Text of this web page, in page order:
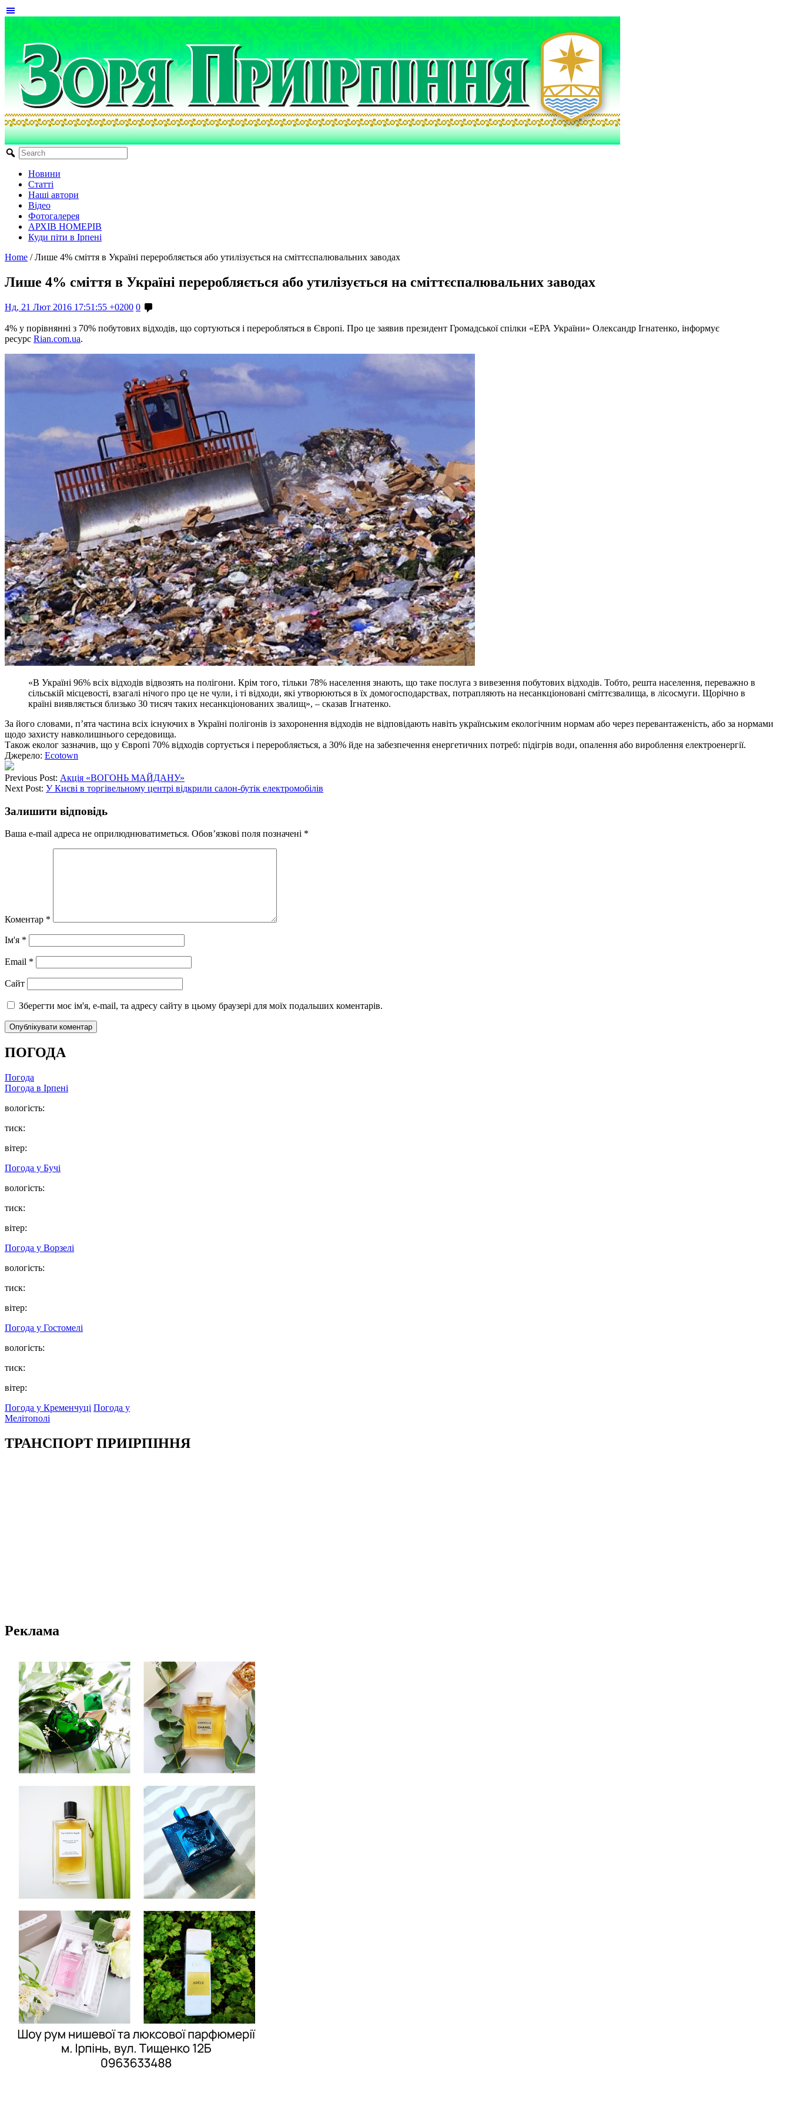
Новини
Статті
Наші автори
Відео
Фотогалерея
АРХІВ НОМЕРІВ
Куди піти в Ірпені
Home / Лише 4% сміття в Україні переробляється або утилізується на сміттєспалювальних заводах
Лише 4% сміття в Україні переробляється або утилізується на сміттєспалювальних заводах
Нд, 21 Лют 2016 17:51:55 +0200 0
4% у порівнянні з 70% побутових відходів, що сортуються і переробляться в Європі. Про це заявив президент Громадської спілки «ЕРА України» Олександр Ігнатенко, інформує
ресурс Rian.com.ua.
«В Україні 96% всіх відходів відвозять на полігони. Крім того, тільки 78% населення знають, що таке послуга з вивезення побутових відходів. Тобто, решта населення, переважно в
сільській місцевості, взагалі нічого про це не чули, і ті відходи, які утворюються в їх домогосподарствах, потрапляють на несанкціоновані сміттєзвалища, в лісосмуги. Щорічно в
країні виявляється близько 30 тисяч таких несанкціонованих звалищ», – сказав Ігнатенко.
За його словами, п’ята частина всіх існуючих в Україні полігонів із захоронення відходів не відповідають навіть українським екологічним нормам або через перевантаженість, або за нормами
щодо захисту навколишнього середовища.
Також еколог зазначив, що у Європі 70% відходів сортується і переробляється, а 30% йде на забезпечення енергетичних потреб: підігрів води, опалення або вироблення електроенергії.
Джерело: Ecotown
Previous Post: Акція «ВОГОНЬ МАЙДАНУ»
Next Post: У Києві в торгівельному центрі відкрили салон-бутік електромобілів
Залишити відповідь
Ваша e-mail адреса не оприлюднюватиметься. Обов’язкові поля позначені *
Коментар *
Ім'я *
Email *
Сайт
Зберегти моє ім'я, e-mail, та адресу сайту в цьому браузері для моїх подальших коментарів.
ПОГОДА
Погода
Погода в Ірпені
вологість:
тиск:
вітер:
Погода у Бучі
вологість:
тиск:
вітер:
Погода у Ворзелі
вологість:
тиск:
вітер:
Погода у Гостомелі
вологість:
тиск:
вітер:
Погода у Кременчуці Погода у
Мелітополі
ТРАНСПОРТ ПРИІРПІННЯ
Реклама